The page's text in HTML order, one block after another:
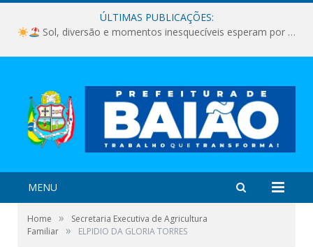
ÚLTIMAS PUBLICAÇÕES:
Sol, diversão e momentos inesquecíveis esperam por você!
MENU
Home »
Secretaria Executiva de Agricultura
Familiar » ELPIDIO DA GLORIA TORRES